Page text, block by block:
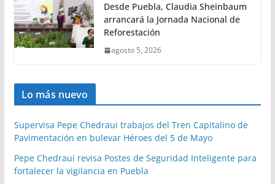
Desde Puebla, Claudia Sheinbaum
arrancará la Jornada Nacional de
Reforestación
agosto 5, 2026
Lo más nuevo
Supervisa Pepe Chedraui trabajos del Tren Capitalino de
Pavimentación en bulevar Héroes del 5 de Mayo
Pepe Chedraui revisa Postes de Seguridad Inteligente para
fortalecer la vigilancia en Puebla